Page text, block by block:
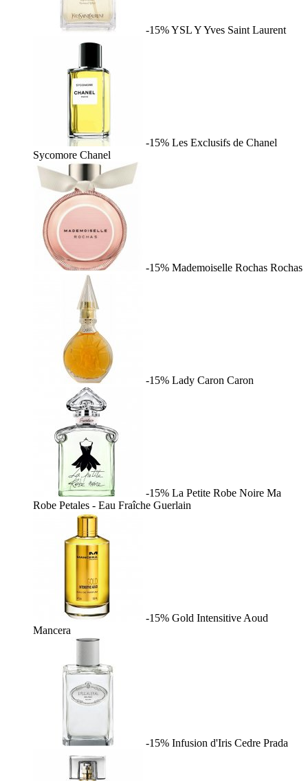
-15%YSL YYves Saint Laurent
-15% Les Exclusifs de Chanel
Sycomore Chanel
-15% Mademoiselle Rochas Rochas
-15% Lady Caron Caron
-15% La Petite Robe Noire Ma
Robe Petales - Eau Fraîche Guerlain
-15% Gold Intensitive Aoud
Mancera
-15% Infusion d'Iris Cedre Prada